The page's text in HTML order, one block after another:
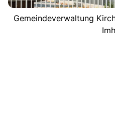
Gemeindeverwaltung